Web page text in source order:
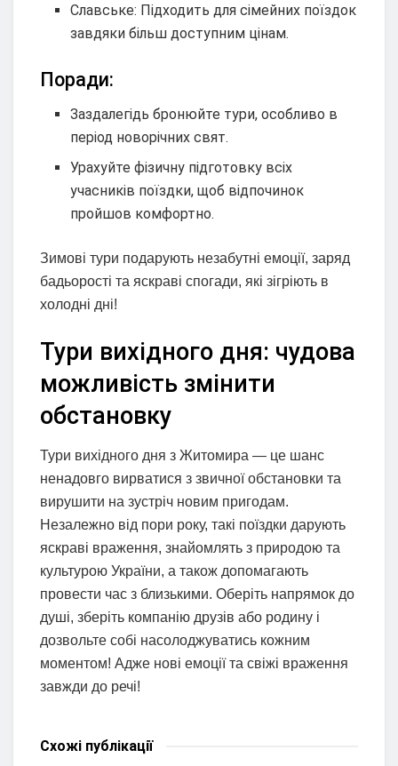
Славське: Підходить для сімейних поїздок
завдяки більш доступним цінам.
Поради:
Заздалегідь бронюйте тури, особливо в
період новорічних свят.
Урахуйте фізичну підготовку всіх
учасників поїздки, щоб відпочинок
пройшов комфортно.
Зимові тури подарують незабутні емоції, заряд
бадьорості та яскраві спогади, які зігріють в
холодні дні!
Тури вихідного дня: чудова
можливість змінити
обстановку
Тури вихідного дня з Житомира — це шанс
ненадовго вирватися з звичної обстановки та
вирушити на зустріч новим пригодам.
Незалежно від пори року, такі поїздки дарують
яскраві враження, знайомлять з природою та
культурою України, а також допомагають
провести час з близькими. Оберіть напрямок до
душі, зберіть компанію друзів або родину і
дозвольте собі насолоджуватись кожним
моментом! Адже нові емоції та свіжі враження
завжди до речі!
Схожі публікації